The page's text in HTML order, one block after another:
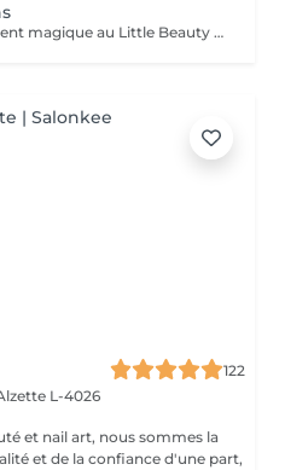
Offrez à votre enfant un moment magique au Little Beauty Bar by Mel's Beauty Bar Une expérience spa spécialement conçue pour les enfants de 6 à 10 ans, dans une ambiance douce, ludique et cocooning Pendant cette Spa Party, les enfants profitent de plusieurs petites prestations beauté adaptées à leur âge, comme : Mini manucure Soin visage doux et naturel Moment détente / massage léger Activités créatives beauté Le tout dans une ambiance festive avec musique, rires et souvenirs inoubliables Parfait pour un anniversaire ou un moment entre copines. Informations importantes Spa Party enfants Groupe limité à maximum 8 enfants. La réservation est confirmée uniquement après un acompte de 50 €. L'acompte n'est pas remboursable en cas d'annulation. Merci de nous prévenir au moins 24h à l'avance en cas de modification du nombre d'enfants. Un parent accompagnateur doit être présent pendant toute la durée de l'événement. Une fiche d'autorisation (vernis / soins) et une fiche allergies devront être remplies et signées à l'arrivée pour chaque enfant. Merci d'arriver à l'heure afin que l'activité puisse se dérouler dans les meilleures conditions. Options supplémentaires : Les options décoration (ballons, arche, gâteau, etc.) doivent être réservées au minimum 1 mois à l'avance. Ces options sont facturées en supplément selon la demande. Nous nous réjouissons d'accueillir votre enfant pour un moment magique au Little Beauty Bar by Mel's Beauty Bar p
122
L-4026
et nail art, nous sommes la
et de la confiance d'une part,